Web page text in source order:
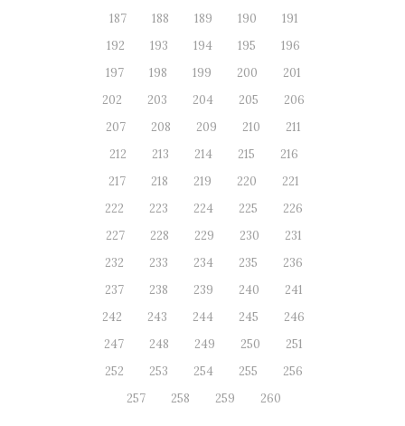
187
188 189 190
191
192
193 194 195
196
197
198 199 200
201
202
203 204 205
206
207
208 209 210
211
212
213 214 215
216
217
218 219 220
221
222
223 224 225
226
227
228 229 230
231
232
233 234 235
236
237
238 239 240
241
242
243 244 245
246
247
248 249 250
251
252
253 254 255
256
257
258 259 260